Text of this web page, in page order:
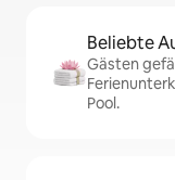
Beliebte
Gästen
Pool.